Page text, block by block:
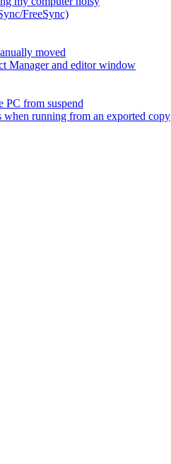
FreeSync)
moved
Manager and editor window
PC from suspend
running from an exported copy